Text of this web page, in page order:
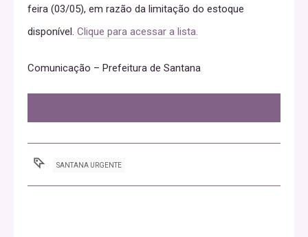
feira (03/05), em razão da limitação do estoque
disponível. Clique para acessar a lista.
Comunicação – Prefeitura de Santana
SANTANA URGENTE